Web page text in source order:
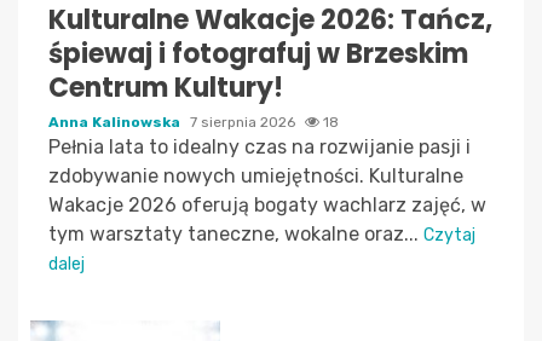
Kulturalne Wakacje 2026: Tańcz,
śpiewaj i fotografuj w Brzeskim
Centrum Kultury!
Anna Kalinowska 7 sierpnia 2026 18
Pełnia lata to idealny czas na rozwijanie pasji i
zdobywanie nowych umiejętności. Kulturalne
Wakacje 2026 oferują bogaty wachlarz zajęć, w
tym warsztaty taneczne, wokalne oraz... Czytaj
dalej